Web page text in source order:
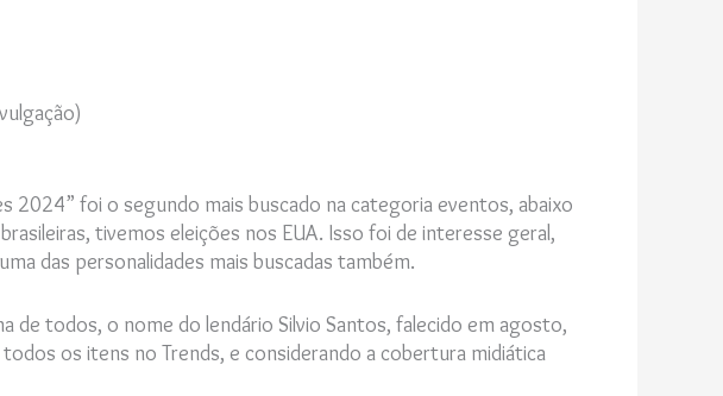
foi o segundo mais buscado na categoria eventos, abaixo
tivemos eleições nos EUA. Isso foi de interesse geral,
das personalidades mais buscadas também.
de todos, o nome do lendário Silvio Santos, falecido em agosto,
os itens no Trends, e considerando a cobertura midiática